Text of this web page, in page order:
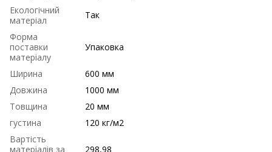
Екологічний
матеріал
Так
Форма
поставки
матеріалу
Упаковка
Ширина
600 мм
Довжина
1000 мм
Товщина
20 мм
густина
120 кг/м2
Вартість
матеріалів за
298,98